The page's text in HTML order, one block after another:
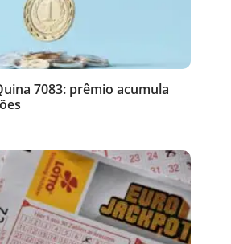
7083: prêmio acumula